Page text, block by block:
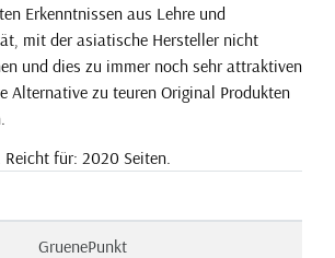
Erkenntnissen aus Lehre und
mit der asiatische Hersteller nicht
und dies zu immer noch sehr attraktiven
Alternative zu teuren Original Produkten
für: 2020 Seiten.
GruenePunkt